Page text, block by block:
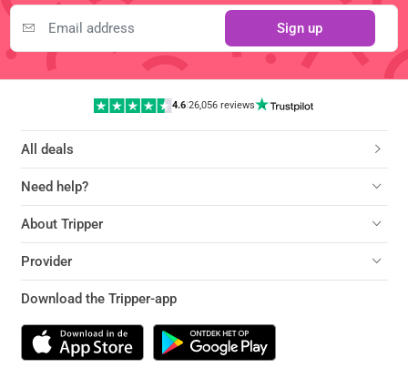
Sign up
4.6| 26,056 reviews
All deals
Need help?
About Tripper
Provider
Download the Tripper-app